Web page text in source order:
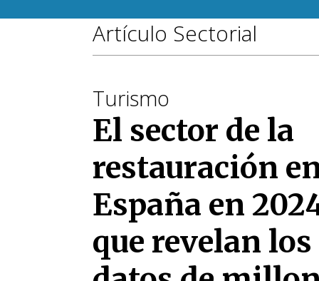
Artículo Sectorial
Turismo
El sector de la
restauración
España en
que revelan los